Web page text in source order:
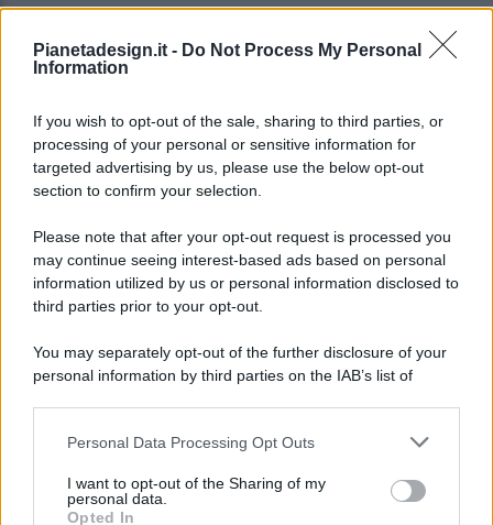
Pianetadesign.it - Do Not Process My Personal
Information
If you wish to opt-out of the sale, sharing to third parties, or
processing of your personal or sensitive information for
targeted advertising by us, please use the below opt-out
section to confirm your selection.
Please note that after your opt-out request is processed you
may continue seeing interest-based ads based on personal
information utilized by us or personal information disclosed to
third parties prior to your opt-out.
You may separately opt-out of the further disclosure of your
personal information by third parties on the IAB’s list of
This information may also be disclosed by us to third parties
disclose it to other third parties.
Personal Data Processing Opt Outs
I want to opt-out of the Sharing of my
personal data.
Opted In
© 2026 - Pianeta Design - P.IVA 04827280654 - Testata
Registrata Al Tribunale Di Nocera Inferiore N. 8/2020 - RG N.
ISCRIZIONE AL ROC N. 35792 – ISCRITTA ALL’ANSO
(ASSOCIAZIONE NAZIONALE STAMPA ONLINE)
PREFERENZE PRIVACY